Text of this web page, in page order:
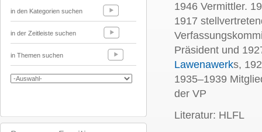
in den Kategorien suchen
in der Zeitleiste suchen
in Themen suchen
1946 Vermittler.
1917
Präsident und
Lawenawerks,
1935–1939
der VP
Literatur: HLFL